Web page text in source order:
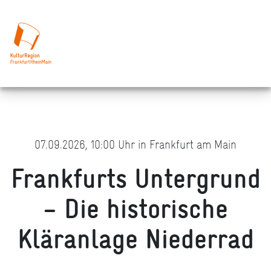
07.09.2026, 10:00 Uhr in Frankfurt am Main
Frankfurts Untergrund
– Die historische
Kläranlage Niederrad